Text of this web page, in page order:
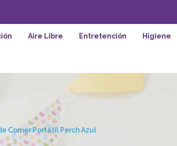
Aire Libre Entretención Higiene
Comer Portátil Perch Azul